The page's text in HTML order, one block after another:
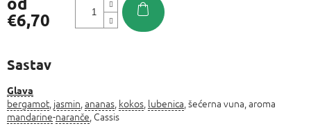
€6,70
Sastav
Glava
bergamot jasmin ananas kokos lubenica , šećerna vuna, aroma
mandarine-naranče , Cassis